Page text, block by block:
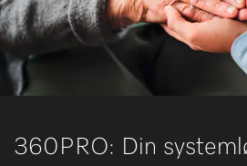
PRODUKTER
MIELES NETTBUTIKK
SERVICE & SUPPORT
360PRO: Din